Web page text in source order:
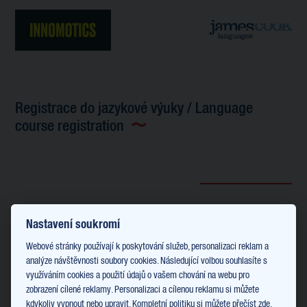
Registrace do jazykové výuky / Language
course registration
Nastavení soukromí
Webové stránky používají k poskytování služeb, personalizaci reklam a
analýze návštěvnosti soubory cookies. Následující volbou souhlasíte s
využíváním cookies a použití údajů o vašem chování na webu pro
zobrazení cílené reklamy. Personalizaci a cílenou reklamu si můžete
kdykoliv vypnout nebo upravit. Kompletní politikusi můžete přečíst zde